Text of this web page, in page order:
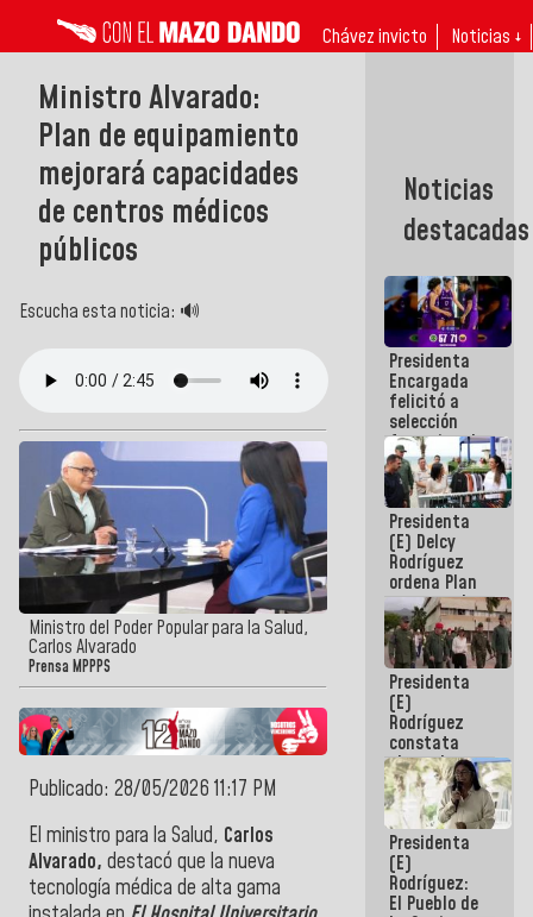
Chávez invicto Noticias ↓
Ministro Alvarado:
Plan de equipamiento
mejorará capacidades
de centros médicos
públicos
Escucha esta noticia: 🔊
Ministro del Poder Popular para la Salud,
Carlos Alvarado
Prensa MPPPS
Publicado: 28/05/2026 11:17 PM
El ministro para la Salud, Carlos
Alvarado, destacó que la nueva
tecnología médica de alta gama
Noticias
destacadas
Presidenta
Encargada
felicitó a
selección
femenina de
baloncesto
por su
clasificación
a la
AmeriCup
2027
Presidenta
(E) Delcy
Rodríguez
ordena Plan
maestro de
desarrollo
logístico y
turístico
para La
Guaira
Presidenta
(E)
Rodríguez
constata
obras de
rehabilitación
de Escuela
Militar de
Mamo en La
Guaira
Presidenta
(E)
Rodríguez:
El Pueblo de